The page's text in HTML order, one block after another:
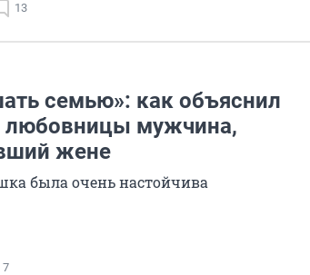
13
семью»: как объяснил
любовницы мужчина,
жене
была очень настойчива
7